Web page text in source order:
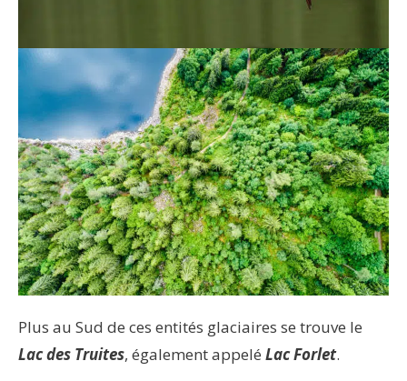
Plus au Sud de ces entités glaciaires se trouve le
Lac des Truites, également appelé LacForlet.